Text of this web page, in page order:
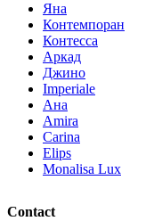
Яна
Контемпоран
Контесса
Аркад
Джино
Imperiale
Ана
Amira
Carina
Elips
Monalisa Lux
Contact